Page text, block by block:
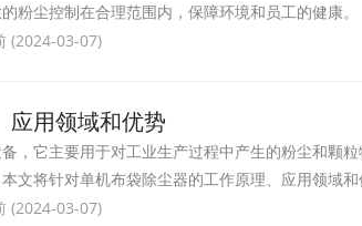
粉尘控制在合理范围内，保障环境和员工的健康。
(2024-03-07)
应用领域和优势
，它主要用于对工业生产过程中产生的粉尘和颗
文将针对单机布袋除尘器的工作原理、应用领域和
(2024-03-07)